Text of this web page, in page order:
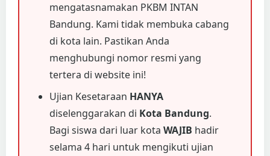
mengatasnamakan PKBM INTAN
Bandung. Kami tidak membuka cabang
di kota lain. Pastikan Anda
menghubungi nomor resmi yang
tertera di website ini!
Ujian Kesetaraan HANYA
diselenggarakan di Kota Bandung.
Bagi siswa dari luar kota WAJIB hadir
selama 4 hari untuk mengikuti ujian